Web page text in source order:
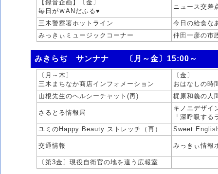
【録音企画】〔金〕
毎日がＷANだふる♥
ニュース交差
三木警察署ホットライン
今日の給食な
みっきぃミュージックコーナー
仲田一彦の市
みきらぢ サンナナ 〔月～金〕15:00～
〔月～木〕
三木まちなか商店インフォメーション
〔金〕
おはなしの時
山根先生のヘルシーチャット(再)
梶原和義の人
さるとる情報局
キノエデザイ
「深呼吸する
ユミのHappy Beauty ストレッチ（再）
Sweet
交通情報 みっきぃ情報
〔第3金〕現役自衛官の地を這う広報室